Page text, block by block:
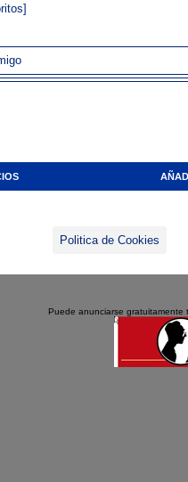
Politica de Cookies
Puede anunciarse